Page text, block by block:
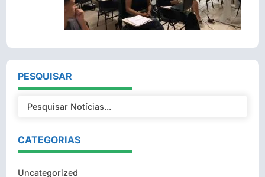
PESQUISAR
CATEGORIAS
Uncategorized